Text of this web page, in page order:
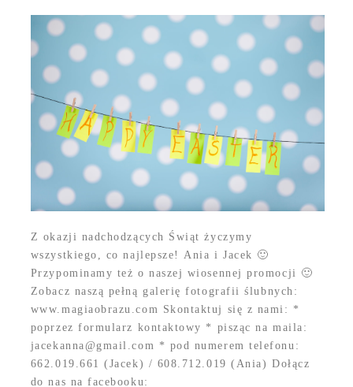
Z okazji nadchodzących Świąt życzymy
wszystkiego, co najlepsze! Ania i Jacek 🙂
Przypominamy też o naszej wiosennej promocji 🙂
Zobacz naszą pełną galerię fotografii ślubnych:
www.magiaobrazu.com Skontaktuj się z nami: *
poprzez formularz kontaktowy * pisząc na maila:
jacekanna@gmail.com * pod numerem telefonu:
662.019.661 (Jacek) / 608.712.019 (Ania) Dołącz
do nas na facebooku: